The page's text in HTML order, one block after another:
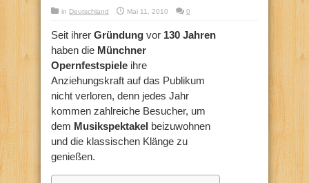
in Deutschland Mai 11, 2010 0
Seit ihrer Gründung vor 130 Jahren
haben die Münchner
Opernfestspiele ihre
Anziehungskraft auf das Publikum
nicht verloren, denn jedes Jahr
kommen zahlreiche Besucher, um
dem Musikspektakel beizuwohnen
und die klassischen Klänge zu
genießen.